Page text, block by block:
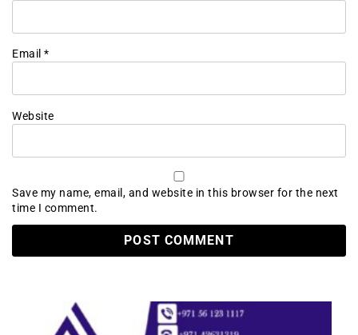
Email *
Website
Save my name, email, and website in this browser for the next
time I comment.